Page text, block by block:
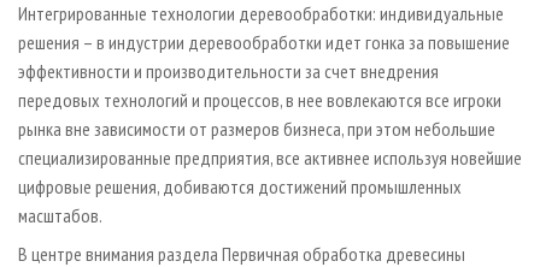
Интегрированные технологии деревообработки: индивидуальные
решения – в индустрии деревообработки идет гонка за повышение
эффективности и производительности за счет внедрения
передовых технологий и процессов, в нее вовлекаются все игроки
рынка вне зависимости от размеров бизнеса, при этом небольшие
специализированные предприятия, все активнее используя новейшие
цифровые решения, добиваются достижений промышленных
масштабов.
В центре внимания раздела Первичная обработка древесины